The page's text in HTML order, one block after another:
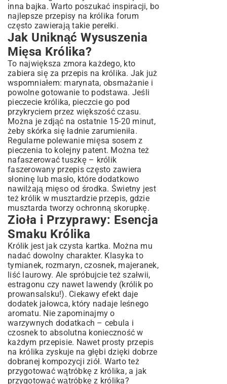
inna bajka. Warto poszukać inspiracji, bo
najlepsze przepisy na królika forum
często zawierają takie perełki.
Jak Uniknąć Wysuszenia
Mięsa Królika?
To największa zmora każdego, kto
zabiera się za przepis na królika. Jak już
wspomniałem: marynata, obsmażanie i
powolne gotowanie to podstawa. Jeśli
pieczecie królika, pieczcie go pod
przykryciem przez większość czasu.
Można je zdjąć na ostatnie 15-20 minut,
żeby skórka się ładnie zarumieniła.
Regularne polewanie mięsa sosem z
pieczenia to kolejny patent. Można też
nafaszerować tuszkę – królik
faszerowany przepis często zawiera
słoninę lub masło, które dodatkowo
nawilżają mięso od środka. Świetny jest
też królik w musztardzie przepis, gdzie
musztarda tworzy ochronną skorupkę.
Zioła i Przyprawy: Esencja
Smaku Królika
Królik jest jak czysta kartka. Można mu
nadać dowolny charakter. Klasyka to
tymianek, rozmaryn, czosnek, majeranek,
liść laurowy. Ale spróbujcie też szałwii,
estragonu czy nawet lawendy (królik po
prowansalsku!). Ciekawy efekt daje
dodatek jałowca, który nadaje leśnego
aromatu. Nie zapominajmy o
warzywnych dodatkach – cebula i
czosnek to absolutna konieczność w
każdym przepisie. Nawet prosty przepis
na królika zyskuje na głębi dzięki dobrze
dobranej kompozycji ziół. Warto też
przygotować wątróbkę z królika, a jak
przygotować wątróbkę z królika?